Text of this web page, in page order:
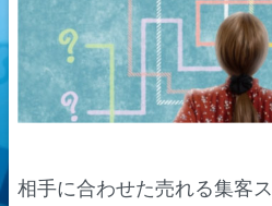
相手に合わせた売れる集客